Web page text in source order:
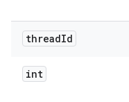
threadId
int